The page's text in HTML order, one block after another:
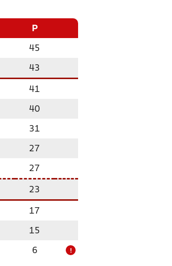
P
45
43
41
40
31
27
27
23
17
15
6 !